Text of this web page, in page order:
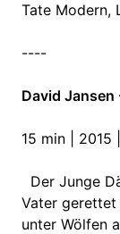
Tate Modern,
----
David Jansen
15 min | 2015
Der Junge
Vater gerettet
unter Wölfen